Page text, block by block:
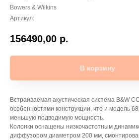
Bowers & Wilkins
Артикул:
156490,00 р.
В корзину
Встраиваемая акустическая система B&W
особенностями конструкции, что и модель
меньшую подводимую мощность.
Колонки оснащены низкочастотным
диффузором диаметром 200 мм,